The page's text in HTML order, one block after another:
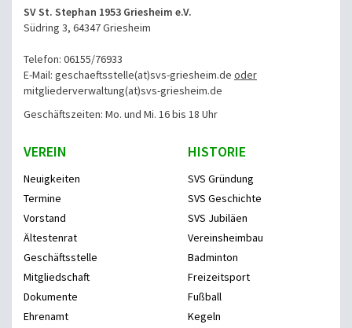
SV St. Stephan 1953 Griesheim e.V.
Südring 3, 64347 Griesheim
Telefon: 06155/76933
E-Mail: geschaeftsstelle(at)svs-griesheim.de oder
mitgliederverwaltung(at)svs-griesheim.de
Geschäftszeiten: Mo. und Mi. 16 bis 18 Uhr
VEREIN
Neuigkeiten
Termine
Vorstand
Ältestenrat
Geschäftsstelle
Mitgliedschaft
Dokumente
Ehrenamt
HISTORIE
SVS Gründung
SVS Geschichte
SVS Jubiläen
Vereinsheimbau
Badminton
Freizeitsport
Fußball
Kegeln